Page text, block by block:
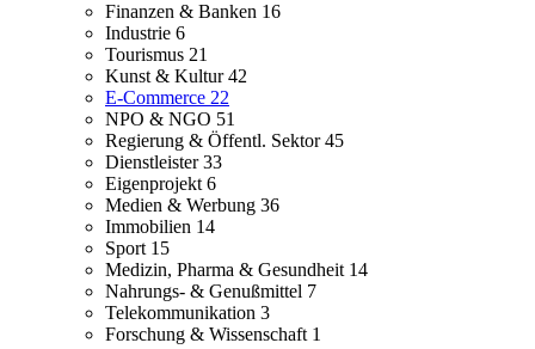
Finanzen & Banken 16
Industrie 6
Tourismus 21
Kunst & Kultur42
E-Commerce 22
NPO & NGO 51
Regierung & Öffentl. Sektor45
Dienstleister33
Eigenprojekt 6
Medien & Werbung 36
Immobilien 14
Sport 15
Medizin, Pharma & Gesundheit 14
Nahrungs- & Genußmittel 7
Telekommunikation 3
Forschung & Wissenschaft 1